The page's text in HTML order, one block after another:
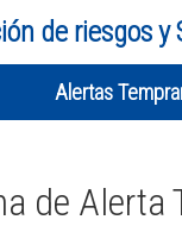
de riesgos
Alertas
de Alerta